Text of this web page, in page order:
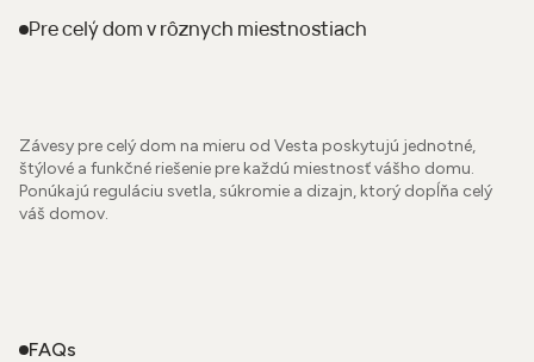
Pre celý domv rôznych miestnostiach
Závesy pre celý dom na mieru od Vesta poskytujú jednotné,
štýlové a funkčné riešenie pre každú miestnosť vášho domu.
Ponúkajú reguláciu svetla, súkromie a dizajn, ktorý dopĺňa celý
váš domov.
FAQs